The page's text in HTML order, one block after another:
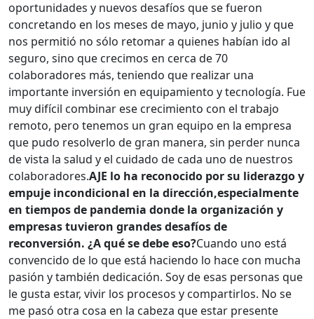
oportunidades y nuevos desafíos que se fueron
concretando en los meses de mayo, junio y julio y que
nos permitió no sólo retomar a quienes habían ido al
seguro, sino que crecimos en cerca de 70
colaboradores más, teniendo que realizar una
importante inversión en equipamiento y tecnología. Fue
muy difícil combinar ese crecimiento con el trabajo
remoto, pero tenemos un gran equipo en la empresa
que pudo resolverlo de gran manera, sin perder nunca
de vista la salud y el cuidado de cada uno de nuestros
colaboradores.AJE lo ha reconocido por su liderazgo y
empuje incondicional en la dirección,especialmente
en tiempos de pandemia donde la organización y
empresas tuvieron grandes desafíos de
reconversión. ¿A qué se debe eso?Cuando uno está
convencido de lo que está haciendo lo hace con mucha
pasión y también dedicación. Soy de esas personas que
le gusta estar, vivir los procesos y compartirlos. No se
me pasó otra cosa en la cabeza que estar presente